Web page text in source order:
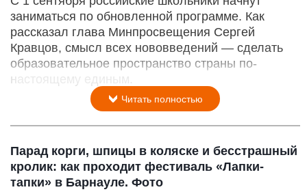
заниматься по обновленной программе. Как
рассказал глава Минпросвещения Сергей
Кравцов, смысл всех нововведений — сделать
образовательное пространство страны по-
настоящему единым.
Читать полностью
Парад корги, шпицы в коляске и бесстрашный
кролик: как проходит фестиваль «Лапки-
тапки» в Барнауле. Фото